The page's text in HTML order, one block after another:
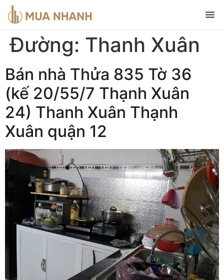
Đường: Thanh Xuân
Bán nhà Thửa 835 Tờ 36
(kế 20/55/7 Thạnh Xuân
24) Thanh Xuân Thạnh
Xuân quận 12